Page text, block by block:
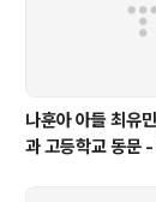
나훈아 아들 최유
과 고등학교 동문